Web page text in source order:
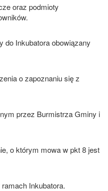
oraz podmioty
Inkubatora obowiązany
o zapoznaniu się z
przez Burmistrza Gminy i
o którym mowa w pkt 8 jest
Inkubatora.